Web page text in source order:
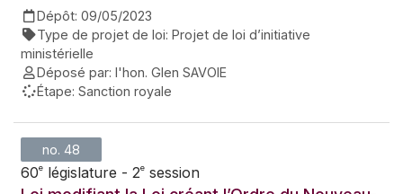
Dépôt: 09/05/2023
Type de projet de loi: Projet de loi d’initiative
ministérielle
Déposé par: l'hon. Glen SAVOIE
Étape: Sanction royale
no. 48
60e législature - 2e session